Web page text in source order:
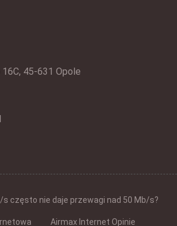
45-631 Opole
s często nie daje przewagi nad 50 Mb/s?
Airmax Internet Opinie